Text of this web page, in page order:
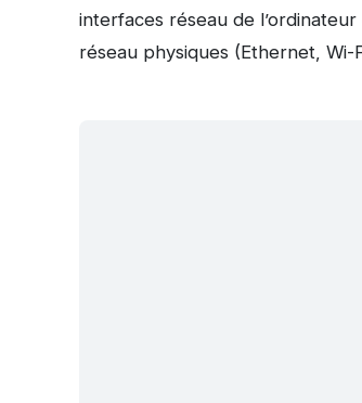
interfaces réseau de
réseau physiques (Ethernet,